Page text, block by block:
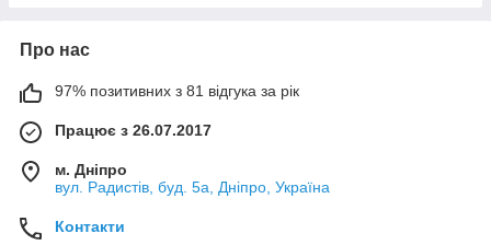
Про нас
97% позитивних з 81 відгука за рік
Працює з 26.07.2017
м. Дніпро
вул. Радистів, буд. 5а, Дніпро, Україна
Контакти